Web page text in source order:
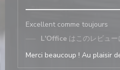
Excellent comme toujours
L'Office はこのレビュ
Merci beaucoup ! Au plaisir